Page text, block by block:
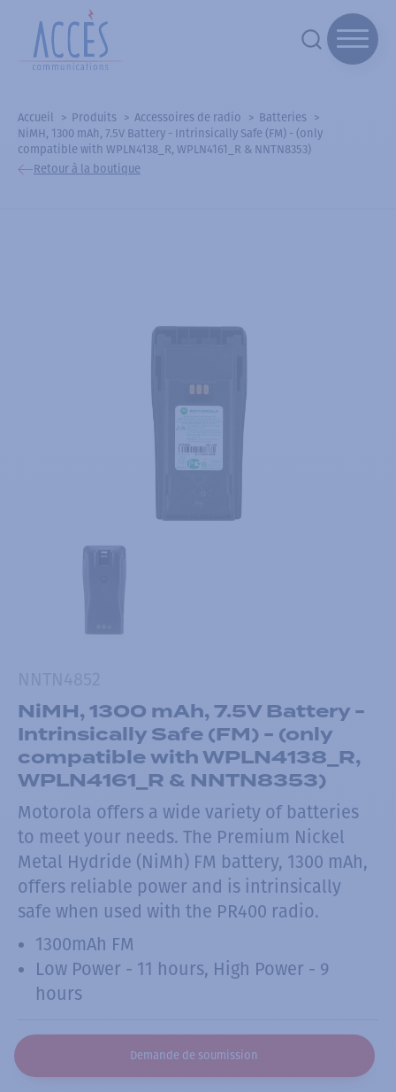
Accueil Produits Accessoires de radio
Batteries
NiMH, 1300 mAh, 7.5V Battery - Intrinsically Safe (FM) - (only
compatible with WPLN4138_R, WPLN4161_R & NNTN8353)
Retour à la boutique
NiMH, 1300 mAh, 7.5V Battery -
Intrinsically Safe (FM) - (only
compatible with WPLN4138_R,
WPLN4161_R & NNTN8353)
Motorola offers a wide variety of batteries
to meet your needs. The Premium Nickel
Metal Hydride (NiMh) FM battery, 1300 mAh,
offers reliable power and is intrinsically
safe when used with the PR400 radio.
1300mAh FM
Low Power - 11 hours, High Power - 9
hours
Demande de soumission